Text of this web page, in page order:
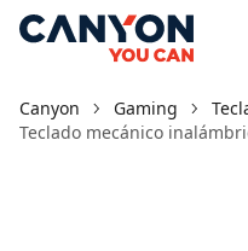
Canyon Gaming
Teclado mecánico